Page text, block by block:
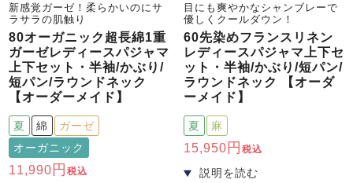
新感覚ガーゼ！柔らかいのにサ
ラサラの肌触り
80オーガニック超長綿1重
ガーゼレディースパジャマ
上下セット・半袖/かぶり/
短パン/ラウンドネック
【オーダーメイド】
夏 綿
ガーゼ
オーガニック
11,990 税込
目にも爽やかなシャンブレーで
優しくクールダウン！
60先染めフランスリネン
レディースパジャマ上下セ
ット・半袖/かぶり/短パン/
ラウンドネック 【オーダ
ーメイド】
夏 麻
15,950 税込